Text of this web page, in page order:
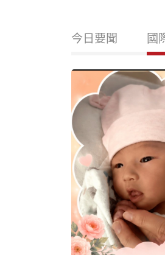
今日要聞 國